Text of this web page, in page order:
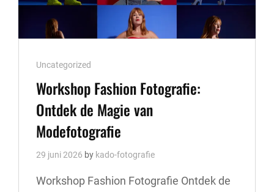
Cat
Links
Uncategorized
Workshop Fashion Fotografie:
Ontdek de Magie van
Modefotografie
29 juni 2026 by kado-fotografie
Workshop Fashion Fotografie Ontdek de